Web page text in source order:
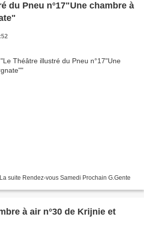
du Pneu n°17"Une chambre à
suite Rendez-vous Samedi Prochain G.Gente
à air n°30 de Krijnie et